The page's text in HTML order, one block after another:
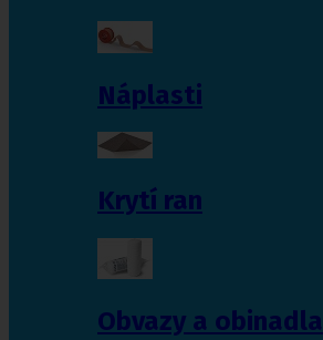
Náplasti
Krytí ran
Obvazy a obinadla